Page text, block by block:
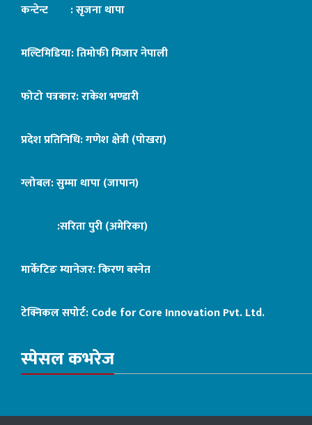
कन्टेन्ट : सृजना थापा
मल्टिमिडिया: तिमोफी मिजार नेपाली
फोटो पत्रकार: राकेश भण्डारी
प्रदेश प्रतिनिधि: गणेश क्षेत्री (पोखरा)
ग्लोबल: सुम्मा थापा (जापान)
:सरिता पुरी (अमेरिका)
मार्केटिङ म्यानेजर: किरण बस्नेत
टेक्निकल सपोर्ट:Code for Core Innovation Pvt. Ltd.
स्पेसल कभरेज